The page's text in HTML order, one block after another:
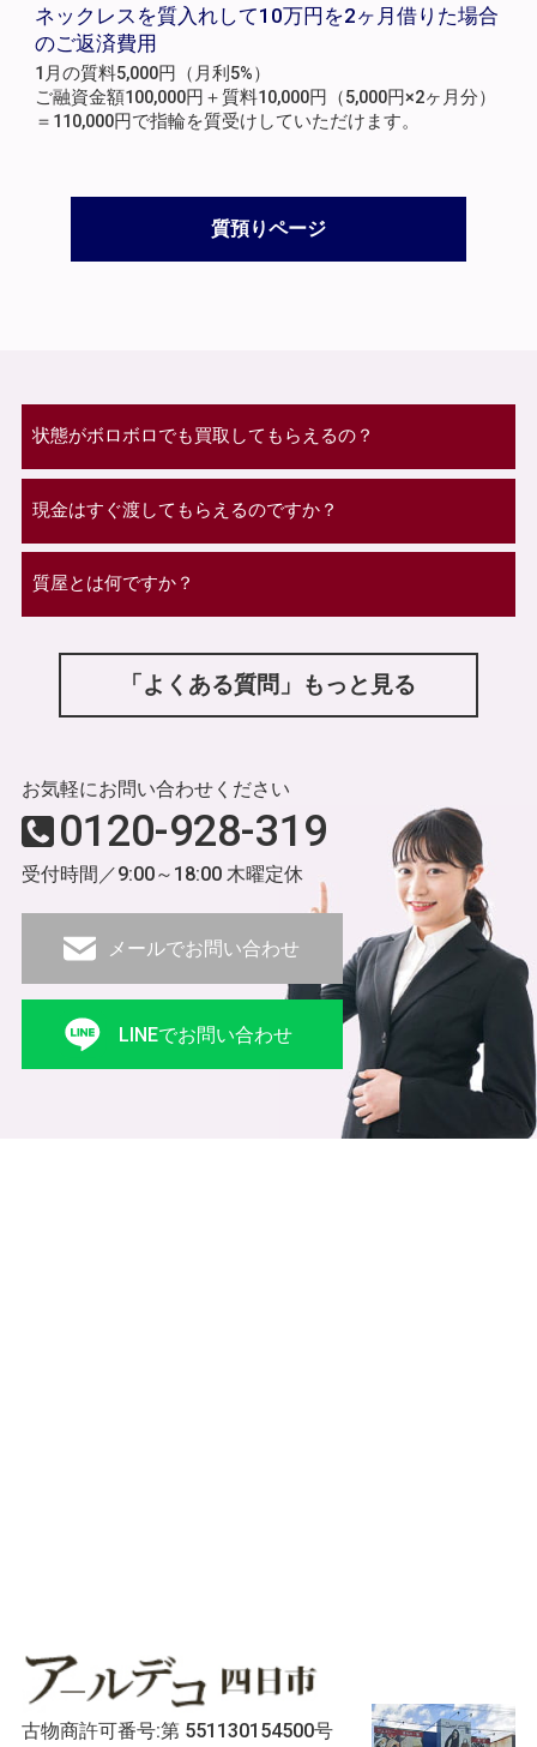
ネックレスを質入れして10万円を2ヶ月借りた場合
のご返済費用
1月の質料5,000円（月利5%）
ご融資金額100,000円＋質料10,000円（5,000円×2ヶ月分）
＝110,000円で指輪を質受けしていただけます。
質預りページ
状態がボロボロでも買取してもらえるの？
現金はすぐ渡してもらえるのですか？
質屋とは何ですか？
「よくある質問」もっと見る
お気軽にお問い合わせください
0120-928-319
受付時間／9:00～18:00 木曜定休
メールでお問い合わせ
LINEでお問い合わせ
古物商許可番号:第 551130154500号